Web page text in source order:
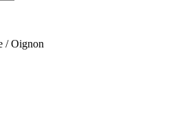
/ Oignon